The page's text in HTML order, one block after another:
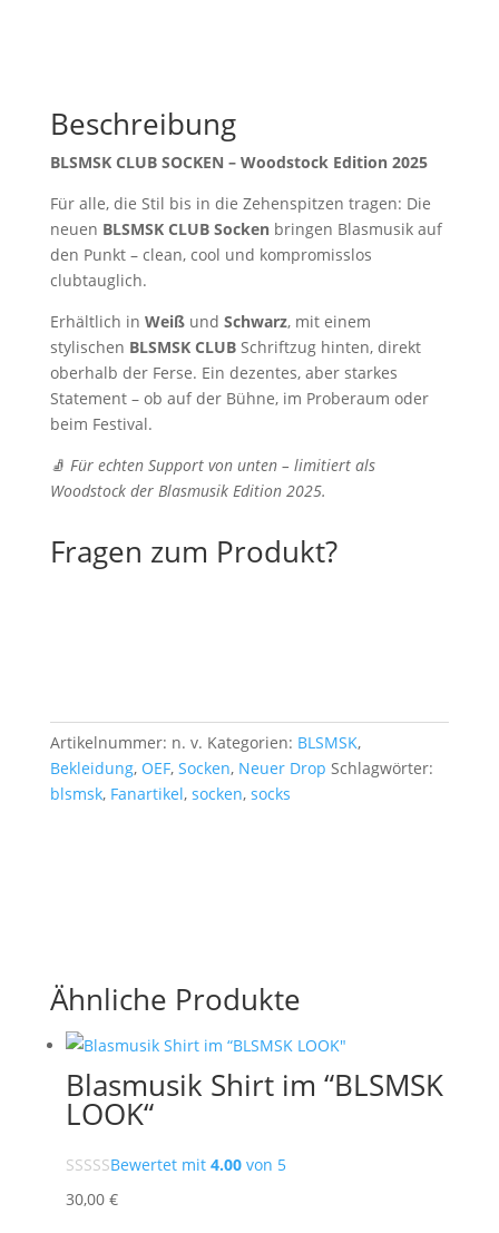
Beschreibung
BLSMSK CLUB SOCKEN – Woodstock Edition 2025
Für alle, die Stil bis in die Zehenspitzen tragen: Die
neuen BLSMSK CLUB Sockenbringen Blasmusik auf
den Punkt – clean, cool und kompromisslos
clubtauglich.
Erhältlich in Weißund Schwarz, mit einem
stylischen BLSMSK CLUBSchriftzug hinten, direkt
oberhalb der Ferse. Ein dezentes, aber starkes
Statement – ob auf der Bühne, im Proberaum oder
beim Festival.
🧦 Für echten Support von unten – limitiert als
Woodstock der Blasmusik Edition 2025.
Fragen zum Produkt?
Artikelnummer: n. v. Kategorien: BLSMSK,
Bekleidung, OEF, Socken, Neuer Drop Schlagwörter:
blsmsk, Fanartikel, socken, socks
Ähnliche Produkte
Blasmusik Shirt im “BLSMSK
LOOK“
Bewertet mit 4.00von 5
30,00 €